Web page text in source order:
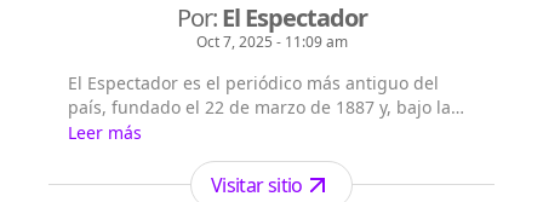
Por:El Espectador
Oct 7, 2025 - 11:09 am
El Espectador es el periódico más antiguo del
país, fundado el 22 de marzo de 1887 y, bajo la
dirección de Fidel Cano, es considerado uno de
los periódicos más serios y profesionales por su
independencia, credibilidad y objetividad.
Leer más
Visitar sitio